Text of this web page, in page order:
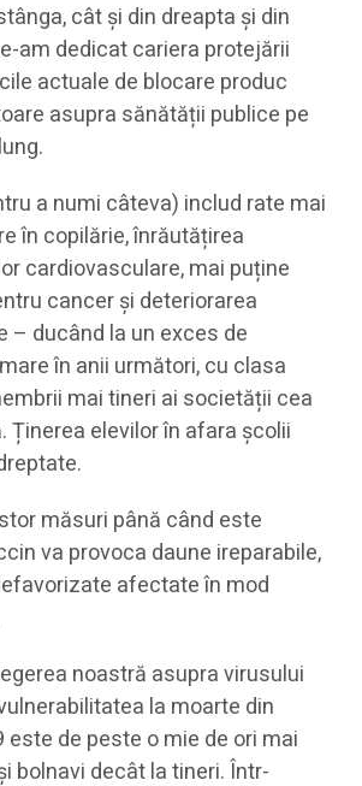
cât și din dreapta și din
am dedicat cariera protejării
actuale de blocare produc
asupra sănătății publice pe
a numi câteva) includ rate mai
în copilărie, înrăutățirea
cardiovasculare, mai puține
cancer și deteriorarea
– ducând la un exces de
în anii următori, cu clasa
mai tineri ai societății cea
Ținerea elevilor în afara școlii
măsuri până când este
va provoca daune ireparabile,
afectate în mod
noastră asupra virusului
la moarte din
este de peste o mie de ori mai
bolnavi decât la tineri. Într-